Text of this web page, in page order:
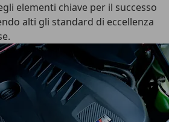
elementi chiave per il successo
alti gli standard di eccellenza